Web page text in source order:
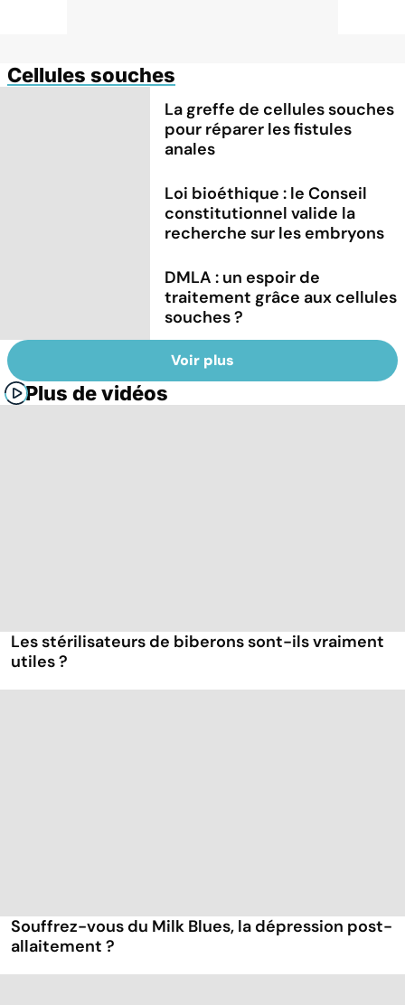
Cellules souches
La greffe de cellules souches
pour réparer les fistules
anales
Loi bioéthique : le Conseil
constitutionnel valide la
recherche sur les embryons
DMLA : un espoir de
traitement grâce aux cellules
souches ?
Voir plus
Plus de vidéos
Les stérilisateurs de biberons sont-ils vraiment
utiles ?
Souffrez-vous du Milk Blues, la dépression post-
allaitement ?